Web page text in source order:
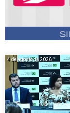
4 de agosto de 2026